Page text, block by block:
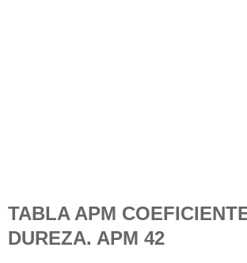
TABLA APM
DUREZA. APM 42